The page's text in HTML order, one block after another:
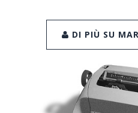
DI PIÙ SU